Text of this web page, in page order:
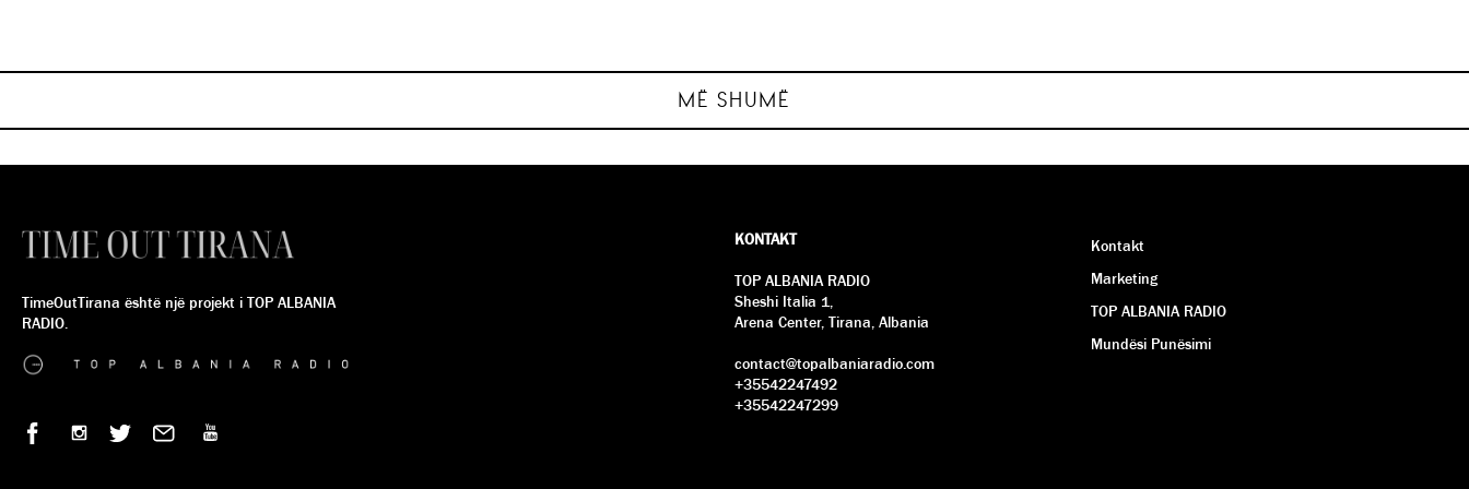
MË SHUMË
SINDI METUSHI SINDI METUSHI
SINDI METUSHI SINDI METUSHI
TimeOutTirana është një projekt i TOP ALBANIA
RADIO.
KONTAKT
TOP ALBANIA RADIO
Sheshi Italia 1,
Arena Center, Tirana, Albania
contact@topalbaniaradio.com
+35542247492
+35542247299
Kontakt
Marketing
TOP ALBANIA RADIO
Mundësi Punësimi